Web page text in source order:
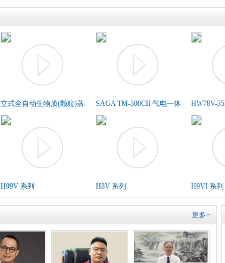
立式全自动生物质(颗粒)蒸.. SAGA TM-300CII 气电一体胶..HW78V-
H99V 系列 H8V 系列 H9VI 系列
更多>